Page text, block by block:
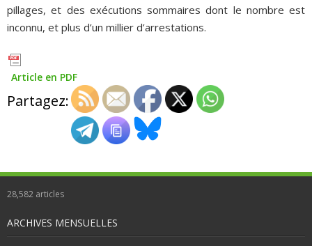
pillages, et des exécutions sommaires dont le nombre est
inconnu, et plus d’un millier d’arrestations.
Article en PDF
Partagez:
28,582 articles
ARCHIVES MENSUELLES